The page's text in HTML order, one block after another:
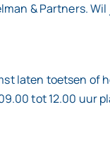
& Partners.
laten toetsen
tot 12.00 uur